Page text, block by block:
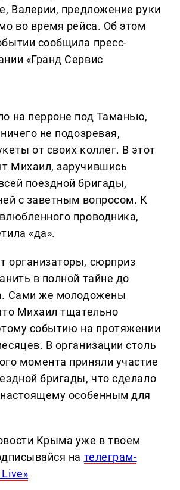
Валерии, предложение руки
во время рейса. Об этом
сообщила пресс-
«Гранд Сервис
на перроне под Таманью,
не подозревая,
от своих коллег. В этот
Михаил, заручившись
поездной бригады,
с заветным вопросом. К
проводника,
«да».
организаторы, сюрприз
в полной тайне до
Сами же молодожены
Михаил тщательно
событию на протяжении
В организации столь
момента приняли участие
бригады, что сделало
настоящему особенным для
Крыма уже в твоем
на телеграм-